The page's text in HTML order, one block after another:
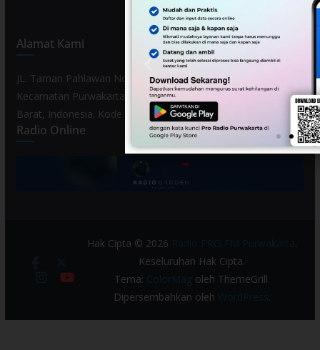
Alamat Kami
JL. Taman Pahlawan No. 80, Kelurahan Purwamekar,
Kecamatan Purwakarta, Kabupaten Purwakarta, Provinsi Jawa
Barat, Indonesia. Kode Pos 41119.
Radio Online
Hak Cipta © 2026 Radio PRO FM Purwakarta.
Keseluruhan Hak Cipta.
Tema: ColorMagoleh ThemeGrill.
Dipersembahkan oleh WordPress .